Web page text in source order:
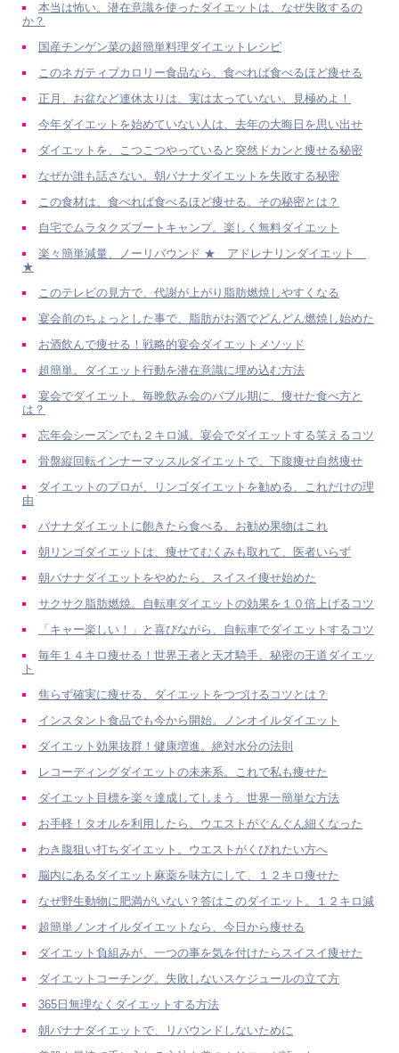
本当は怖い。潜在意識を使ったダイエットは、なぜ失敗するの
か？
国産チンゲン菜の超簡単料理ダイエットレシピ
このネガティブカロリー食品なら、食べれば食べるほど痩せる
正月、お盆など連休太りは、実は太っていない。見極めよ！
今年ダイエットを始めていない人は、去年の大晦日を思い出せ
ダイエットを、こつこつやっていると突然ドカンと痩せる秘密
なぜか誰も話さない。朝バナナダイエットを失敗する秘密
この食材は、食べれば食べるほど痩せる。その秘密とは？
自宅でムラタクズブートキャンプ。楽しく無料ダイエット
楽々簡単減量、ノーリバウンド ★ アドレナリンダイエット
★
このテレビの見方で、代謝が上がり脂肪燃焼しやすくなる
宴会前のちょっとした事で、脂肪がお酒でどんどん燃焼し始めた
お酒飲んで痩せる！戦略的宴会ダイエットメソッド
超簡単。ダイエット行動を潜在意識に埋め込む方法
宴会でダイエット。毎晩飲み会のバブル期に、痩せた食べ方と
は？
忘年会シーズンでも２キロ減。宴会でダイエットする笑えるコツ
骨盤縦回転インナーマッスルダイエットで、下腹痩せ自然痩せ
ダイエットのプロが、リンゴダイエットを勧める、これだけの理
由
バナナダイエットに飽きたら食べる、お勧め果物はこれ
朝リンゴダイエットは、痩せてむくみも取れて、医者いらず
朝バナナダイエットをやめたら、スイスイ痩せ始めた
サクサク脂肪燃焼。自転車ダイエットの効果を１０倍上げるコツ
「キャー楽しい！」と喜びながら、自転車でダイエットするコツ
毎年１４キロ痩せる！世界王者と天才騎手、秘密の王道ダイエッ
ト
焦らず確実に痩せる、ダイエットをつづけるコツとは？
インスタント食品でも今から開始。ノンオイルダイエット
ダイエット効果抜群！健康増進。絶対水分の法則
レコーディングダイエットの未来系。これで私も痩せた
ダイエット目標を楽々達成してしまう、世界一簡単な方法
お手軽！タオルを利用したら、ウエストがぐんぐん細くなった
わき腹狙い打ちダイエット。ウエストがくびれたい方へ
脳内にあるダイエット麻薬を味方にして、１２キロ痩せた
なぜ野生動物に肥満がいない？答はこのダイエット。１２キロ減
超簡単ノンオイルダイエットなら、今日から痩せる
ダイエット負組みが、一つの事を気を付けたらスイスイ痩せた
ダイエットコーチング。失敗しないスケジュールの立て方
365日無理なくダイエットする方法
朝バナナダイエットで、リバウンドしないために